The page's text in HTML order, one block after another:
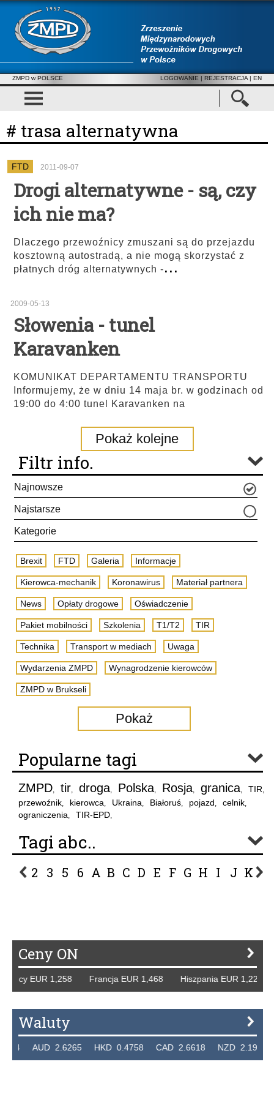
ZMPD w POLSCE LOGOWANIE | REJESTRACJA | EN
# trasa alternatywna
FTD 2011-09-07
Drogi alternatywne - są, czy
ich nie ma?
Dlaczego przewoźnicy zmuszani są do przejazdu
kosztowną autostradą, a nie mogą skorzystać z
płatnych dróg alternatywnych -...
2009-05-13
Słowenia - tunel
Karavanken
KOMUNIKAT DEPARTAMENTU TRANSPORTU
Informujemy, że w dniu 14 maja br. w godzinach od
19:00 do 4:00 tunel Karavanken na
Pokaż kolejne
Filtr info.
Najnowsze
Najstarsze
Kategorie
Brexit FTD Galeria Informacje
Kierowca-mechanik Koronawirus Materiał partnera
News Opłaty drogowe Oświadczenie
Pakiet mobilności Szkolenia T1/T2 TIR
Technika Transport w mediach Uwaga
Wydarzenia ZMPD Wynagrodzenie kierowców
ZMPD w Brukseli
Pokaż
Popularne tagi
ZMPD, tir, droga, Polska, Rosja, granica, TIR,
przewoźnik, kierowca, Ukraina, Białoruś, pojazd, celnik,
ograniczenia, TIR-EPD,
Tagi abc..
2 3 5 6 A B C D E F G H I J K L
Ceny ON
EUR 1,258 Francja EUR 1,468 Hiszpania EUR 1,229
Waluty
AUD 2.6265 HKD 0.4758 CAD 2.6618 NZD 2.1914